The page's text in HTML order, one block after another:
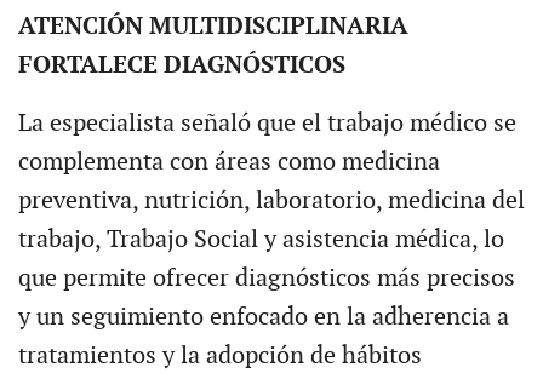
ATENCIÓN MULTIDISCIPLINARIA
FORTALECE DIAGNÓSTICOS
La especialista señaló que el trabajo médico se
complementa con áreas como medicina
preventiva, nutrición, laboratorio, medicina del
trabajo, Trabajo Social y asistencia médica, lo
que permite ofrecer diagnósticos más precisos
y un seguimiento enfocado en la adherencia a
tratamientos y la adopción de hábitos